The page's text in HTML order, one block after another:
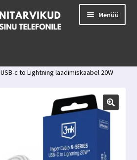
Menüü
USB-c to Lightning laadimiskaabel 20W